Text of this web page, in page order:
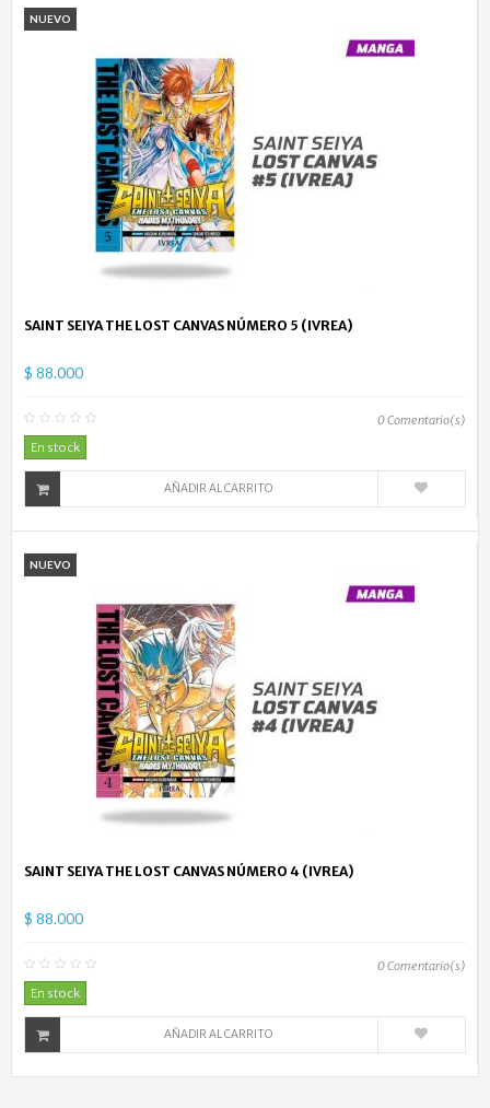
NUEVO
SAINT SEIYA THE LOST CANVAS NÚMERO 5 (IVREA)
$ 88.000
0Comentario(s)
En stock
AÑADIR AL CARRITO
NUEVO
SAINT SEIYA THE LOST CANVAS NÚMERO 4 (IVREA)
$ 88.000
0Comentario(s)
En stock
AÑADIR AL CARRITO